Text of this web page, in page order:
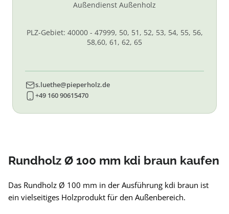
Außendienst Außenholz
PLZ-Gebiet: 40000 - 47999, 50, 51, 52, 53, 54, 55, 56,
58,60, 61, 62, 65
s.luethe@pieperholz.de
+49 160 90615470
Rundholz Ø 100 mm kdi braun kaufen
Das Rundholz Ø 100 mm in der Ausführung kdi braun ist
ein vielseitiges Holzprodukt für den Außenbereich.